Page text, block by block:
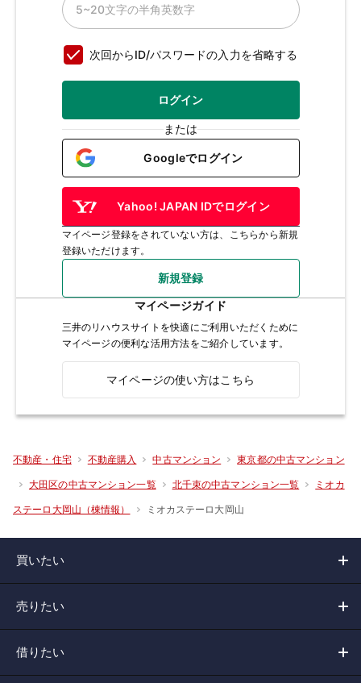
次回からID/パスワードの入力を省略する
ログイン
または
Googleでログイン
Yahoo! JAPAN IDでログイン
マイページ登録をされていない方は、こちらから新規
登録いただけます。
新規登録
マイページガイド
三井のリハウスサイトを快適にご利用いただくために
マイページの便利な活用方法をご紹介しています。
マイページの使い方はこちら
不動産・住宅 不動産購入 中古マンション 東京都の中古マンション
大田区の中古マンション一覧 北千束の中古マンション一覧 ミオカ
ステーロ大岡山（棟情報） ミオカステーロ大岡山
買いたい
売りたい
借りたい